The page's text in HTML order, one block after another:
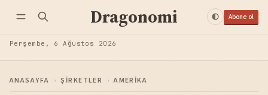
Dragonomi Abone ol
Perşembe, 6 Ağustos 2026
ANASAYFA › ŞIRKETLER › AMERIKA